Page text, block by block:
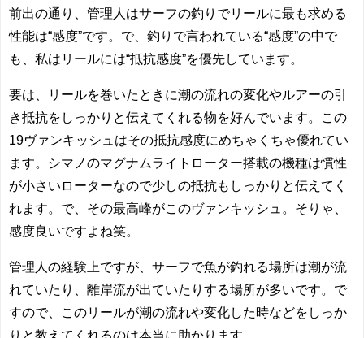
前出の通り、管理人はサーフの釣りでリールに最も求める
性能は“感度”です。で、釣りで言われている“感度”の中で
も、私はリールには“抵抗感度”を優先しています。
要は、リールを巻いたときに潮の流れの変化やルアーの引
き抵抗をしっかりと伝えてくれる物を好んでいます。この
19ヴァンキッシュはその抵抗感度にめちゃくちゃ優れてい
ます。シマノのマグナムライトローター搭載の機種は慣性
が小さいローターなので少しの抵抗もしっかりと伝えてく
れます。で、その最高峰がこのヴァンキッシュ。そりゃ、
感度良いですよね笑。
管理人の経験上ですが、サーフで魚が釣れる場所は潮が流
れていたり、離岸流が出ていたりする場所が多いです。で
すので、このリールが潮の流れや変化した時などをしっか
りと教えてくれるのは本当に助かります。